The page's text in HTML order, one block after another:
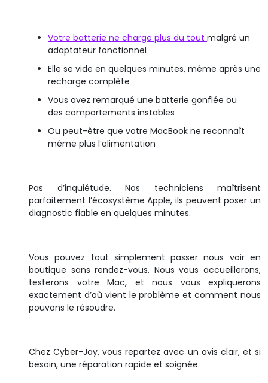
Votre batterie ne charge plus du tout malgré un
adaptateur fonctionnel
Elle se vide en quelques minutes, même après une
recharge complète
Vous avez remarqué une batterie gonflée ou
des comportements instables
Ou peut-être que votre MacBook ne reconnaît
même plus l’alimentation
Pas d’inquiétude. Nos techniciens maîtrisent
parfaitement l’écosystème Apple, ils peuvent poser un
diagnostic fiable en quelques minutes.
Vous pouvez tout simplement passer nous voir en
boutique sans rendez-vous. Nous vous accueillerons,
testerons votre Mac, et nous vous expliquerons
exactement d’où vient le problème et comment nous
pouvons le résoudre.
Chez Cyber-Jay, vous repartez avec un avis clair, et si
besoin, une réparation rapide et soignée.